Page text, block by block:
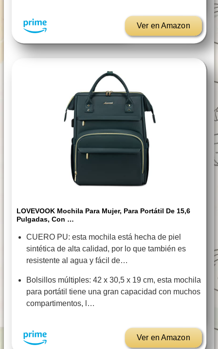
Ver en Amazon
LOVEVOOK Mochila Para Mujer, Para Portátil De 15,6
Pulgadas, Con …
CUERO PU: esta mochila está hecha de piel
sintética de alta calidad, por lo que también es
resistente al agua y fácil de…
Bolsillos múltiples: 42 x 30,5 x 19 cm, esta mochila
para portátil tiene una gran capacidad con muchos
compartimentos, l…
Ver en Amazon